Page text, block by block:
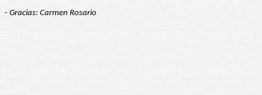
- Gracias: Carmen Rosario